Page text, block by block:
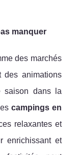
manquer
des marchés
des animations
saison dans la
campings en
relaxantes et
enrichissant et